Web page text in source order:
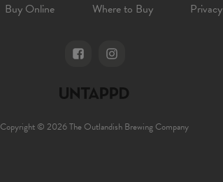
Buy Online Where to Buy Privacy
Copyright © 2026 The Outlandish Brewing Company